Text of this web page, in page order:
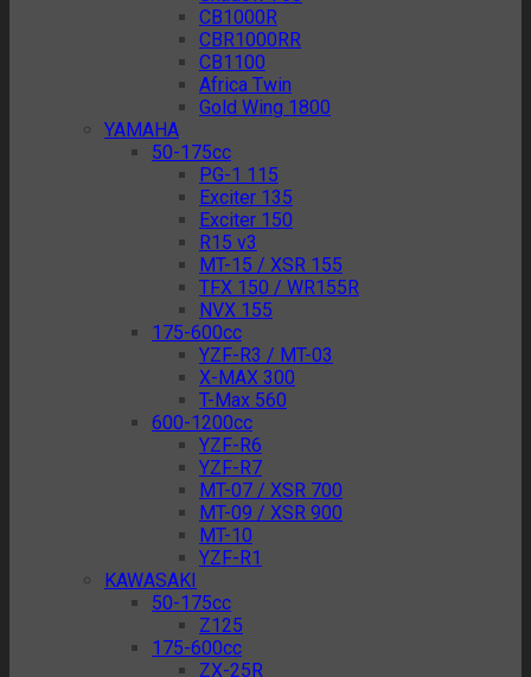
CB1000R
CBR1000RR
CB1100
Africa Twin
Gold Wing 1800
YAMAHA
50-175cc
PG-1 115
Exciter 135
Exciter 150
R15 v3
MT-15 / XSR 155
TFX 150 / WR155R
NVX 155
175-600cc
YZF-R3 / MT-03
X-MAX 300
T-Max 560
600-1200cc
YZF-R6
YZF-R7
MT-07 / XSR 700
MT-09 / XSR 900
MT-10
YZF-R1
KAWASAKI
50-175cc
Z125
175-600cc
ZX-25R